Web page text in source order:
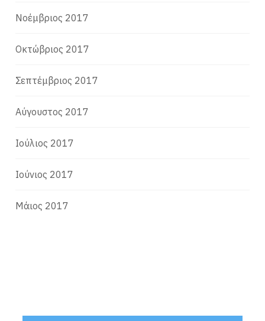
Νοέμβριος 2017
Οκτώβριος 2017
Σεπτέμβριος 2017
Αύγουστος 2017
Ιούλιος 2017
Ιούνιος 2017
Μάιος 2017